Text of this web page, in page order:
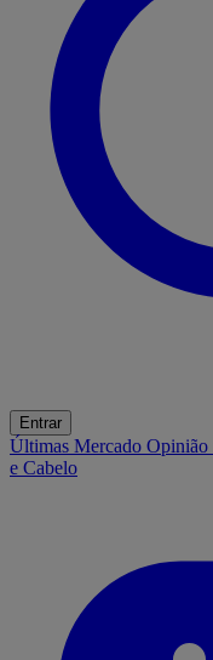
Entrar
Últimas Mercado Opinião
e Cabelo